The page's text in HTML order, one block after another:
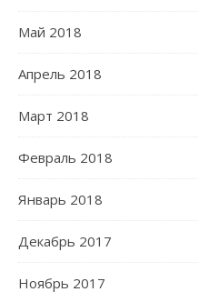
Май 2018
Апрель 2018
Март 2018
Февраль 2018
Январь 2018
Декабрь 2017
Ноябрь 2017